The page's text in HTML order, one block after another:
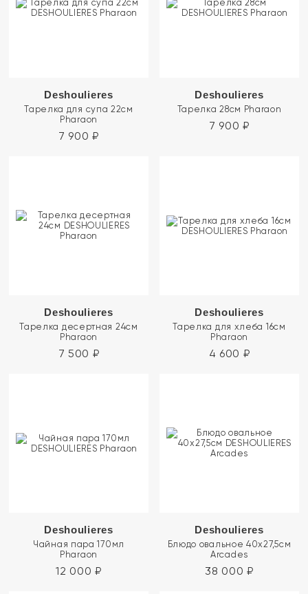
Deshoulieres
Тарелка для супа 22см
Pharaon
7 900 ₽
Deshoulieres
Тарелка 28см Pharaon
7 900 ₽
Deshoulieres
Тарелка десертная 24см
Pharaon
7 500 ₽
Deshoulieres
Тарелка для хлеба 16см
Pharaon
4 600 ₽
Deshoulieres
Чайная пара 170мл
Pharaon
12 000 ₽
Deshoulieres
Блюдо овальное 40х27,5см
Arcades
38 000 ₽